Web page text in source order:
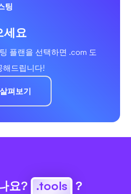
팅
세요
플랜을 선택하면 .com 도
해드립니다!
펴보기
요? .tools ?